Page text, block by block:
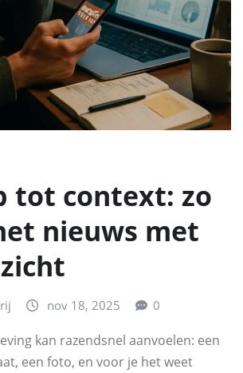
tot context: zo
nieuws met
nov 18, 2025 0
kan razendsnel aanvoelen: een
een foto, en voor je het weet